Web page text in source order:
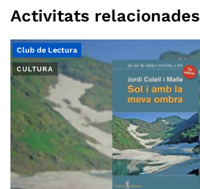
Activitats relacionades
CULTURA
Club de Lectura